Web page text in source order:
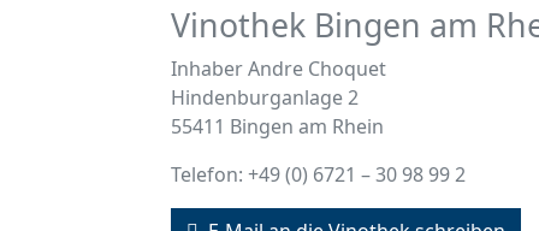
Vinothek Bingen am
Inhaber Andre Choquet
Hindenburganlage 2
55411 Bingen am Rhein
Telefon: +49 (0) 6721 – 30 98 99 2